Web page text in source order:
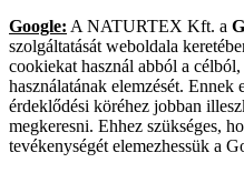
Google: A NATURTEX Kft. a
szolgáltatását weboldala
cookiekat használ abból a
használatának elemzését.
érdeklődési köréhez jobban
megkeresni. Ehhez szükséges,
tevékenységét elemezhessük a